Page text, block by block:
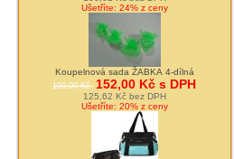
Ušetříte: 24% z ceny
Koupelnová sada ŽABKA 4-dílná
190,00 Kč 152,00 Kč s DPH
125,62 Kč bez DPH
Ušetříte: 20% z ceny